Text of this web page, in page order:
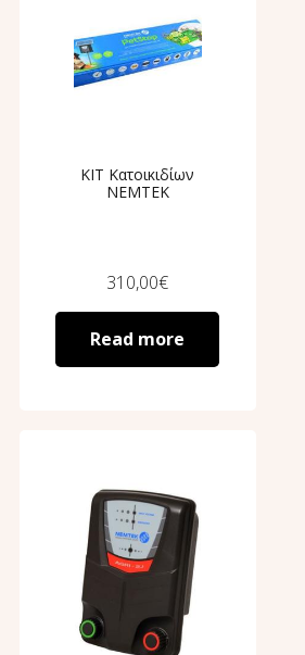
ΚΙΤ Kατοικιδίων
ΝΕΜΤΕΚ
310,00€
Read more